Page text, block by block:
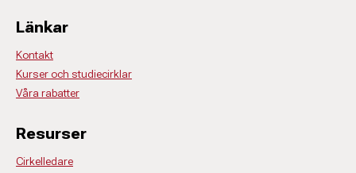
Länkar
Kontakt
Kurser och studiecirklar
Våra rabatter
Resurser
Cirkelledare